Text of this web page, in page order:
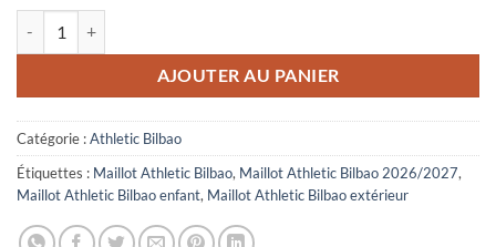
quantité de Maillot Enfant Athletic Bilbao Extérieur 2026/2027 Noir
AJOUTER AU PANIER
Catégorie :Athletic Bilbao
Étiquettes : Maillot Athletic Bilbao, Maillot Athletic Bilbao 2026/2027,
Maillot Athletic Bilbao enfant, Maillot Athletic Bilbao extérieur